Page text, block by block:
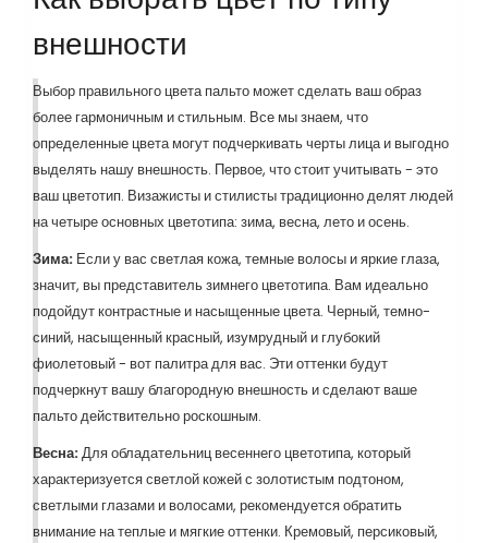
внешности
Выбор правильного цвета пальто может сделать ваш образ
более гармоничным и стильным. Все мы знаем, что
определенные цвета могут подчеркивать черты лица и выгодно
выделять нашу внешность. Первое, что стоит учитывать - это
ваш цветотип. Визажисты и стилисты традиционно делят людей
на четыре основных цветотипа: зима, весна, лето и осень.
Зима: Если у вас светлая кожа, темные волосы и яркие глаза,
значит, вы представитель зимнего цветотипа. Вам идеально
подойдут контрастные и насыщенные цвета. Черный, темно-
синий, насыщенный красный, изумрудный и глубокий
фиолетовый - вот палитра для вас. Эти оттенки будут
подчеркнут вашу благородную внешность и сделают ваше
пальто действительно роскошным.
Весна:Для обладательниц весеннего цветотипа, который
характеризуется светлой кожей с золотистым подтоном,
светлыми глазами и волосами, рекомендуется обратить
внимание на теплые и мягкие оттенки. Кремовый, персиковый,